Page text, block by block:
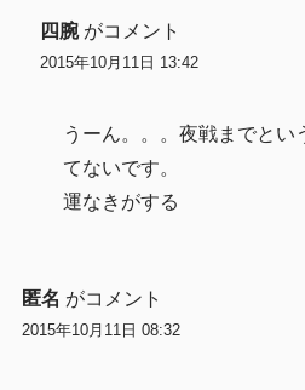
四腕 がコメント
2015年10月11日 13:42
うーん。。。夜戦までとい
てないです。
運なきがする
匿名 がコメント
2015年10月11日 08:32